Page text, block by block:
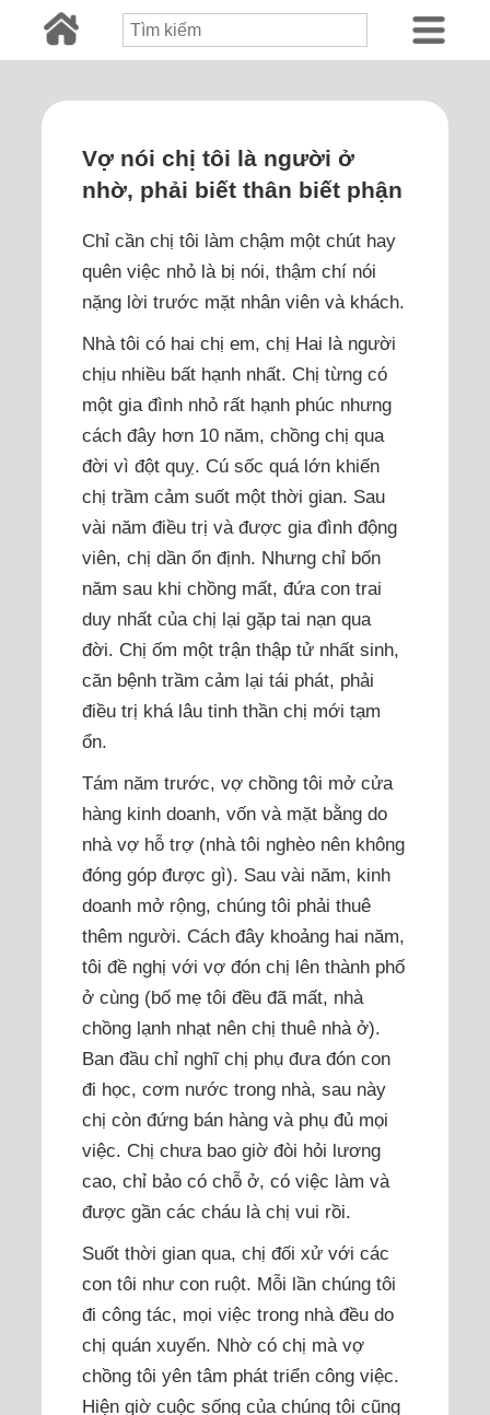
Vợ nói chị tôi là người ở
nhờ, phải biết thân biết phận
Chỉ cần chị tôi làm chậm một chút hay
quên việc nhỏ là bị nói, thậm chí nói
nặng lời trước mặt nhân viên và khách.
Nhà tôi có hai chị em, chị Hai là người
chịu nhiều bất hạnh nhất. Chị từng có
một gia đình nhỏ rất hạnh phúc nhưng
cách đây hơn 10 năm, chồng chị qua
đời vì đột quỵ. Cú sốc quá lớn khiến
chị trầm cảm suốt một thời gian. Sau
vài năm điều trị và được gia đình động
viên, chị dần ổn định. Nhưng chỉ bốn
năm sau khi chồng mất, đứa con trai
duy nhất của chị lại gặp tai nạn qua
đời. Chị ốm một trận thập tử nhất sinh,
căn bệnh trầm cảm lại tái phát, phải
điều trị khá lâu tinh thần chị mới tạm
ổn.
Tám năm trước, vợ chồng tôi mở cửa
hàng kinh doanh, vốn và mặt bằng do
nhà vợ hỗ trợ (nhà tôi nghèo nên không
đóng góp được gì). Sau vài năm, kinh
doanh mở rộng, chúng tôi phải thuê
thêm người. Cách đây khoảng hai năm,
tôi đề nghị với vợ đón chị lên thành phố
ở cùng (bố mẹ tôi đều đã mất, nhà
chồng lạnh nhạt nên chị thuê nhà ở).
Ban đầu chỉ nghĩ chị phụ đưa đón con
đi học, cơm nước trong nhà, sau này
chị còn đứng bán hàng và phụ đủ mọi
việc. Chị chưa bao giờ đòi hỏi lương
cao, chỉ bảo có chỗ ở, có việc làm và
được gần các cháu là chị vui rồi.
Suốt thời gian qua, chị đối xử với các
con tôi như con ruột. Mỗi lần chúng tôi
đi công tác, mọi việc trong nhà đều do
chị quán xuyến. Nhờ có chị mà vợ
chồng tôi yên tâm phát triển công việc.
Hiện giờ cuộc sống của chúng tôi cũng